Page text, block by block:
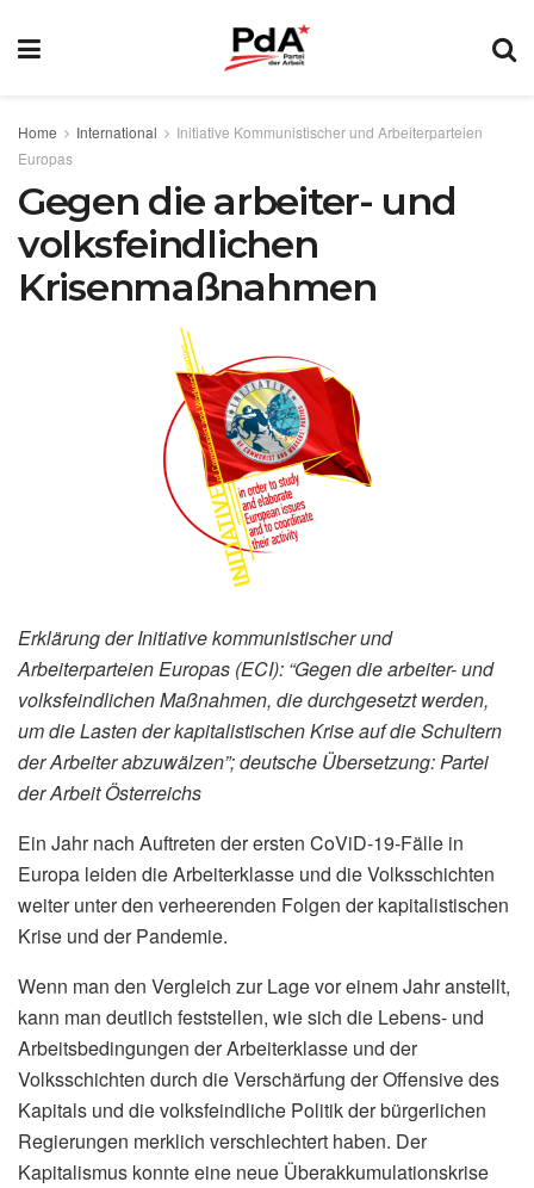
Home International
Initiative Kommunistischer und Arbeiterparteien
Europas
Gegen die arbeiter- und
volksfeindlichen
Krisenmaßnahmen
Erklärung der Initiative kommunistischer und
Arbeiterparteien Europas (ECI): “Gegen die arbeiter- und
volksfeindlichen Maßnahmen, die durchgesetzt werden,
um die Lasten der kapitalistischen Krise auf die Schultern
der Arbeiter abzuwälzen”; deutsche Übersetzung: Partei
der Arbeit Österreichs
Ein Jahr nach Auftreten der ersten CoViD-19-Fälle in
Europa leiden die Arbeiterklasse und die Volksschichten
weiter unter den verheerenden Folgen der kapitalistischen
Krise und der Pandemie.
Wenn man den Vergleich zur Lage vor einem Jahr anstellt,
kann man deutlich feststellen, wie sich die Lebens- und
Arbeitsbedingungen der Arbeiterklasse und der
Volksschichten durch die Verschärfung der Offensive des
Kapitals und die volksfeindliche Politik der bürgerlichen
Regierungen merklich verschlechtert haben. Der
Kapitalismus konnte eine neue Überakkumulationskrise